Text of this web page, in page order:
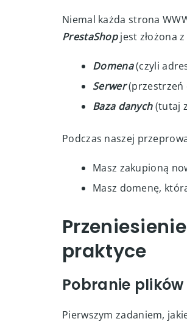
Jak się
Niemal każda strona
PrestaShopjest złożona
Serwer (przestrzeń
Baza danych
(tutaj
Podczas naszej
Masz zakupioną
Masz domenę,
praktyce